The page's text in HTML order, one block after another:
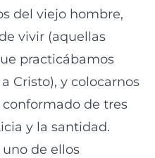
del viejo hombre,
vivir (aquellas
practicábamos
Cristo), y colocarnos
de tres
y la santidad.
de ellos